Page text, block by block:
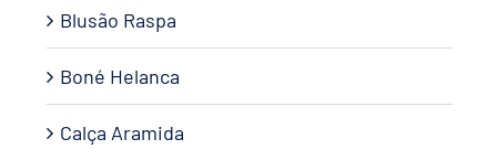
Blusão Raspa
Boné Helanca
Calça Aramida